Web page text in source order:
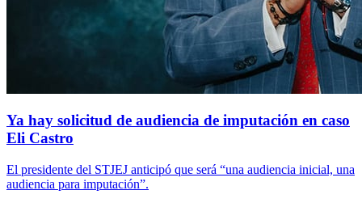
Ya hay solicitud de audiencia de imputación en caso
Eli Castro
El presidente del STJEJ anticipó que será “una audiencia inicial, una
audiencia para imputación”.